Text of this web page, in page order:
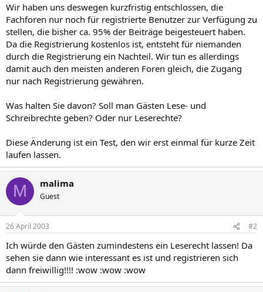
Wir haben uns deswegen kurzfristig entschlossen, die
Fachforen nur noch für registrierte Benutzer zur Verfügung zu
stellen, die bisher ca. 95% der Beiträge beigesteuert haben.
Da die Registrierung kostenlos ist, entsteht für niemanden
durch die Registrierung ein Nachteil. Wir tun es allerdings
damit auch den meisten anderen Foren gleich, die Zugang
nur nach Registrierung gewähren.
Was halten Sie davon? Soll man Gästen Lese- und
Schreibrechte geben? Oder nur Leserechte?
Diese Änderung ist ein Test, den wir erst einmal für kurze Zeit
laufen lassen.
M malima
Guest
26 April 2003 #2
Ich würde den Gästen zumindestens ein Leserecht lassen! Da
sehen sie dann wie interessant es ist und registrieren sich
dann freiwillig!!!! :wow :wow :wow